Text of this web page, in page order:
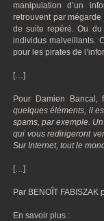
manipulation d’un
retrouvent par
de suite repéré. Ou
individus malveillants.
pour les pirates de
[…]
Pour Damien
quelques éléments, il
spams, par exemple.
qui vous redirigeront
Sur Internet, tout le
[…]
Par BENOÎT FABISZAK
En savoir plus :